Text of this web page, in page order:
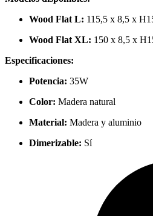
Wood Flat L: 115,5 x 8,5 x
Wood Flat XL: 150 x 8,5 x
Especificaciones:
Potencia: 35W
Color: Madera natural
Material: Madera y aluminio
Dimerizable: Sí